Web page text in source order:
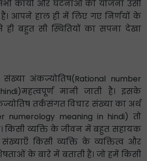
कार्यों और घटनाओं की योजना उसी
आपने हाल ही में लिए गए निर्णयों के
बहुत सी स्थितियों का सपना देखा
अंकज्योतिष(Rational number
मानी जाती है। इसके
तर्कसंगत विचार संख्या का अर्थ
numerology meaning in hindi) तो
किसी व्यक्ति के जीवन में बहुत सहायक
किसी व्यक्ति के व्यक्तित्व और
के बारे में बताती हैं। जो हमें किसी